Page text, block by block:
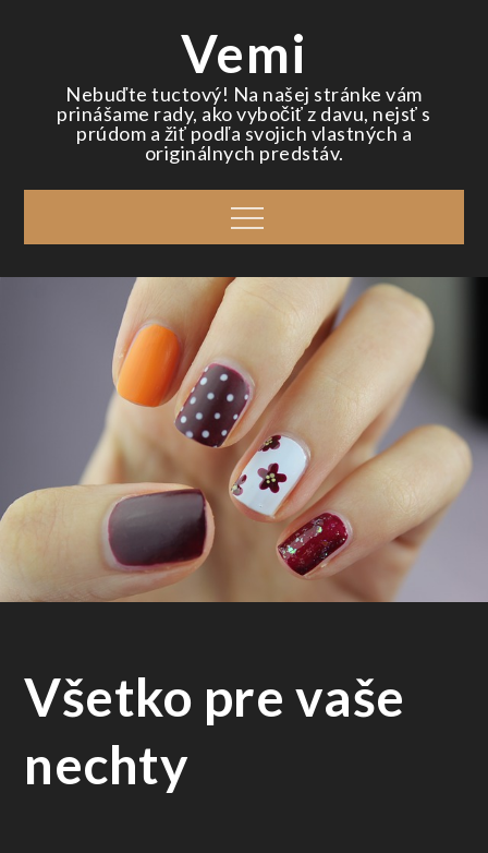
Vemi
Nebuďte tuctový! Na našej stránke vám
prinášame rady, ako vybočiť z davu, nejsť s
prúdom a žiť podľa svojich vlastných a
originálnych predstáv.
Menu
Všetko pre vaše
nechty